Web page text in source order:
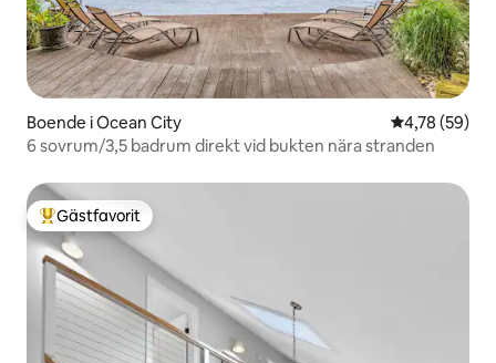
Boende i Ocean City 4,78 av 5 i
4,78 (59)
6 sovrum/3,5 badrum direkt vid bukten nära stranden
Populär gästfavorit
Gästfavorit